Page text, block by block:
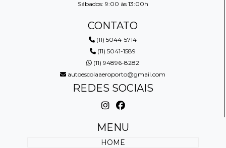
Sábados: 9:00 às 13:00h
CONTATO
(11) 5044-5714
(11) 5041-1589
(11) 94896-8282
autoescolaaeroporto@gmail.com
REDES SOCIAIS
MENU
HOME